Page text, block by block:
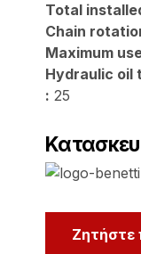
Total
Chain
Maximum
Hydraulic oil
: 25